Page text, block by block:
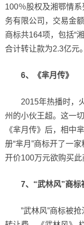
100％股权及湘鄂情
务有限公司，交易金
商标共164项，包括“湘
合计转让款为2.3亿元。
6、《芈月传》
2015年热播时，
州的小伙王超。这一
《芈月传》后，相中
册“芈月”商标开了一
开价100万元欲购买此
7、“武林风”商
”武林风”商标被